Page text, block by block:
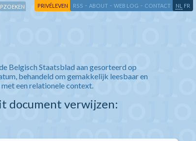
PRIVÉLEVEN RSS - ABOUT - WEB LOG - CONTACT NL FR
Belgisch Staatsblad aan gesorteerd op
behandeld om gemakkelijk leesbaar en
een relationele context.
document verwijzen: